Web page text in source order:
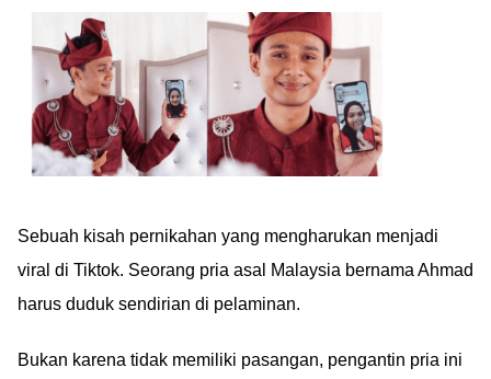
Sebuah kisah pernikahan yang mengharukan menjadi
viral di Tiktok. Seorang pria asal Malaysia bernama Ahmad
harus duduk sendirian di pelaminan.
Bukan karena tidak memiliki pasangan, pengantin pria ini